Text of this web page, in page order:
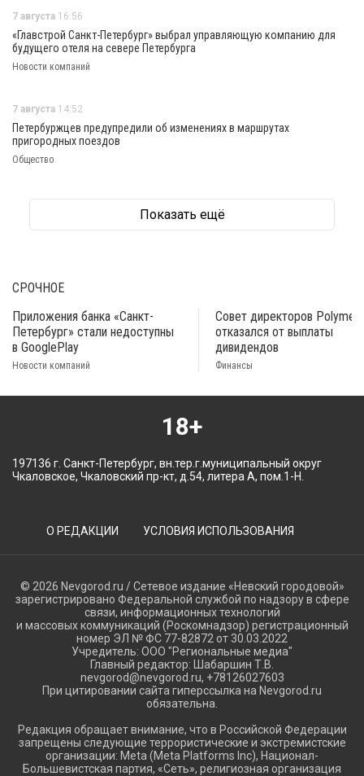
7 августа 16:56
«Главстрой Санкт-Петербург» выбрал управляющую компанию для
будущего отеля на севере Петербурга
Новости компаний
7 августа 14:52
Петербуржцев предупредили об изменениях в маршрутах
пригородных поездов
Общество
Показать ещё
СРОЧНОЕ
Приложения банка «Санкт-
Петербург» стали недоступны
в GooglePlay
Новости компаний
Совет директоров
отказался от выплаты
дивидендов
Финансы
18+
197136 г. Санкт-Петербург, вн.тер.г.муниципальный округ
Чкаловское, Чкаловский пр-кт, д.54, литера А, пом.1-Н.
О РЕДАКЦИИ УСЛОВИЯ ИСПОЛЬЗОВАНИЯ
© 2026 Nevgorod.ru / Сетевое издание «Невский городовой»
зарегистрировано Федеральной службой по надзору в сфере
связи, информационных технологий
и массовых коммуникаций (Роскомнадзор) регистрационный
номер ЭЛ № ФС 77-82872 от 30.03.2022
Учредитель: ООО "Региональные медиа"
Главный редактор: Шабаршин Т.В.
nevgorod@nevgorod.ru, +78126027603
При цитировании сайта гиперссылка на Nevgorod.ru
обязательна.
Редакция обращает внимание, что в Российской Федерации
запрещены следующие террористические и экстремистские
организации: Meta (Meta Platforms Inc), Национал-
Большевистская партия, «Сеть», религиозная организация